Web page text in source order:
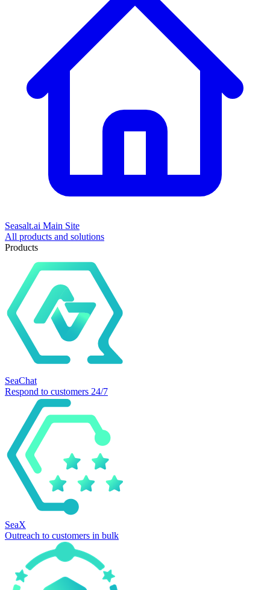
Seasalt.ai Main Site
All products and solutions
Products
SeaChat
Respond to customers 24/7
SeaX
Outreach to customers in bulk